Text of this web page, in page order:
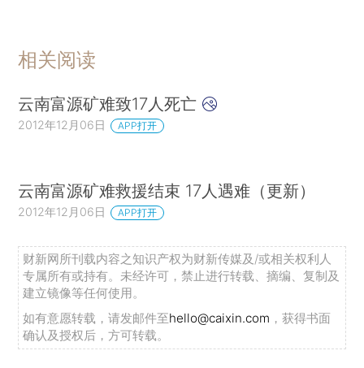
相关阅读
云南富源矿难致17人死亡
2012年12月06日 APP打开
云南富源矿难救援结束 17人遇难（更新）
2012年12月06日 APP打开
财新网所刊载内容之知识产权为财新传媒及/或相关权利人
专属所有或持有。未经许可，禁止进行转载、摘编、复制及
建立镜像等任何使用。
如有意愿转载，请发邮件至hello@caixin.com ，获得书面
确认及授权后，方可转载。